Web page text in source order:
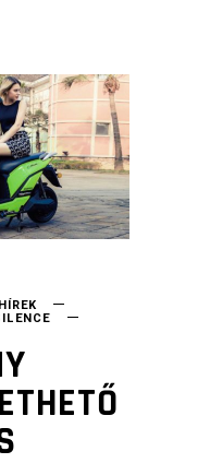
HÍREK